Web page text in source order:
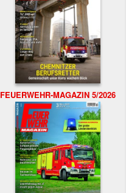
FEUERWEHR-MAGAZIN 5/2026